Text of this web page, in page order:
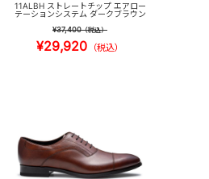
11ALBH ストレートチップ エアロー
テーションシステム ダークブラウン
¥37,400（税込）
¥29,920 （税込）